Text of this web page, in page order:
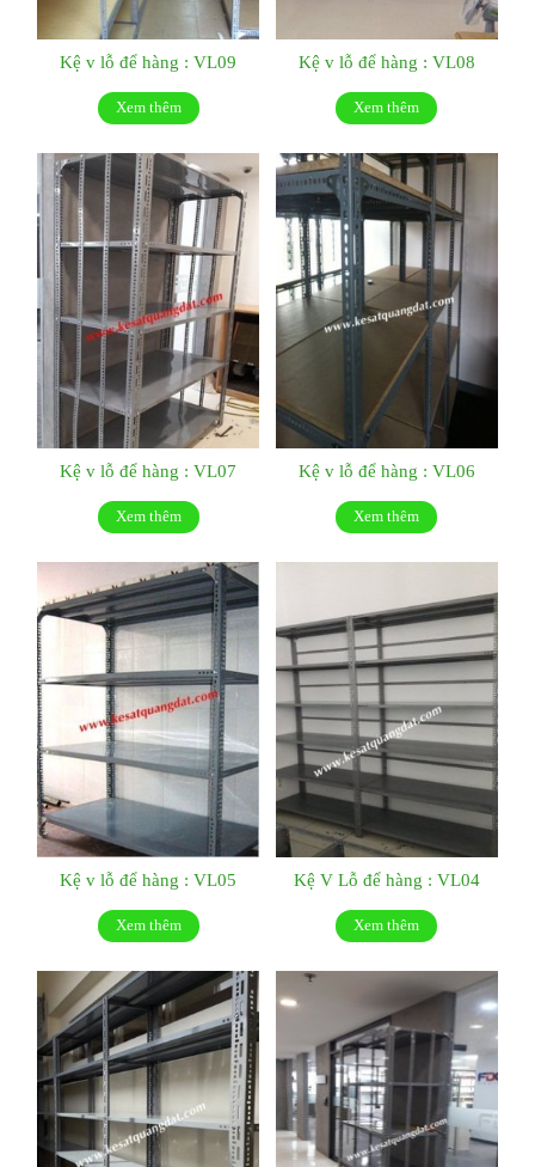
Kệ v lỗ để hàng : VL09
Xem thêm
Kệ v lỗ để hàng : VL08
Xem thêm
Kệ v lỗ để hàng : VL07
Xem thêm
Kệ v lỗ để hàng : VL06
Xem thêm
Kệ v lỗ để hàng : VL05
Xem thêm
Kệ V Lỗ để hàng : VL04
Xem thêm